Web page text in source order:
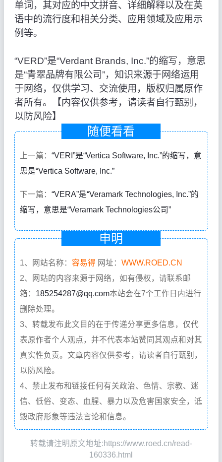
单词，其对应的中文拼音、详细解释以及在英
语中的流行度和相关分类、应用领域及应用示
例等。
“VERD”是“Verdant Brands, Inc.”的缩写，意思
是“青翠品牌有限公司”，知识来源于网络运用
于网络，仅供学习、交流使用，版权归属原作
者所有。【内容仅供参考，请读者自行甄别，
以防风险】
随便看看
上一篇： “VERI”是“Vertica Software, Inc.”的缩写，意
思是“Vertica Software, Inc.”
下一篇： “VERA”是“Veramark Technologies, Inc.”的
缩写，意思是“Veramark Technologies公司”
申明
1、网站名称： 容易得 网址： WWW.ROED.CN
2、网站的内容来源于网络，如有侵权，请联系邮
箱： 185254287@qq.com本站会在7个工作日内进行
删除处理。
3、转载发布此文目的在于传递分享更多信息，仅代
表原作者个人观点，并不代表本站赞同其观点和对其
真实性负责。文章内容仅供参考，请读者自行甄别，
以防风险。
4、禁止发布和链接任何有关政治、色情、宗教、迷
信、低俗、变态、血腥、暴力以及危害国家安全，诋
毁政府形象等违法言论和信息。
转载请注明原文地址:https://www.roed.cn/read-
160336.html